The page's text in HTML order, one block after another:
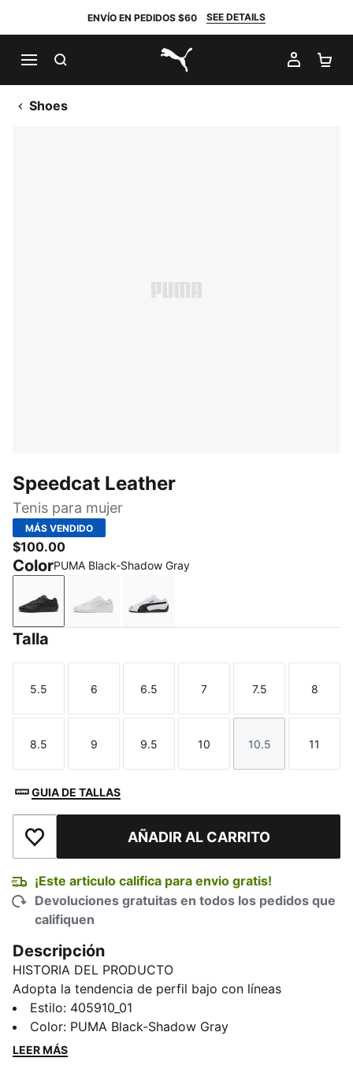
ENVÍO EN PEDIDOS $60 SEE DETAILS
PUMA.com
MI
Shoes
Speedcat Leather
Tenis para mujer
MÁS VENDIDO
$100.00
ColorPUMA Black-Shadow Gray
PUMA Black-Shadow Gray
PUMA White-Feather Gray
PUMA White-PUMA Black
Talla
Talla
5.5
Talla
6
Talla
6.5
Talla
7
Talla
7.5
Talla
8
Talla
8.5
Talla
9
Talla
9.5
Talla
10
Talla
10.5
Talla
11
GUIA DE TALLAS
Añadir a la lista de deseosAÑADIR AL CARRITO
¡Este articulo califica para envio gratis!
Devoluciones gratuitas en todos los pedidos que
califiquen
Descripción
HISTORIA DEL PRODUCTO
Adopta la tendencia de perfil bajo con líneas
inspiradas en el automovilismo y un elegante empeine
de piel. El revestimiento de goma en el talón
proporciona agarre, mientras que la marca PUMA y
Estilo: 405910_01
Color: PUMA Black-Shadow Gray
LEER MÁS